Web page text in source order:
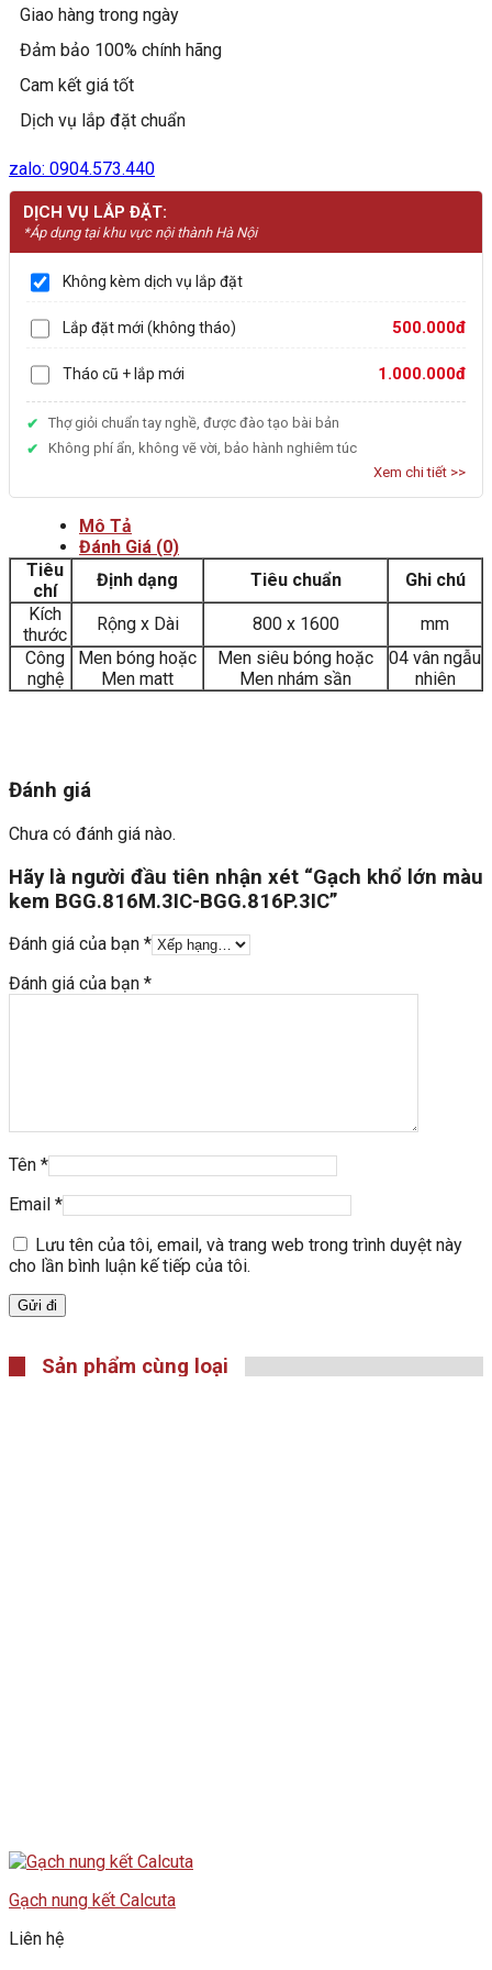
Giao hàng trong ngày
Đảm bảo 100% chính hãng
Cam kết giá tốt
Dịch vụ lắp đặt chuẩn
zalo: 0904.573.440
DỊCH VỤ LẮP ĐẶT:
*Áp dụng tại khu vực nội thành Hà Nội
Không kèm dịch vụ lắp đặt
Lắp đặt mới (không tháo) 500.000đ
Tháo cũ + lắp mới 1.000.000đ
Thợ giỏi chuẩn tay nghề, được đào tạo bài bản
Không phí ẩn, không vẽ vời, bảo hành nghiêm túc
Xem chi tiết >>
Mô Tả
Đánh Giá (0)
Tiêu
chí
Định dạng Tiêu chuẩn
Ghi chú
Kích
thước
Rộng x Dài 800 x 1600
mm
Công
nghệ
Men bóng hoặc
Men matt
Men siêu bóng hoặc
Men nhám sần
04 vân ngẫu
nhiên
Đánh giá
Chưa có đánh giá nào.
Hãy là người đầu tiên nhận xét “Gạch khổ lớn màu
kem BGG.816M.3IC-BGG.816P.3IC”
Đánh giá của bạn *
Đánh giá của bạn *
Tên *
Email *
Lưu tên của tôi, email, và trang web trong trình duyệt này
cho lần bình luận kế tiếp của tôi.
Sản phẩm cùng loại
Gạch nung kết Calcuta
Liên hệ